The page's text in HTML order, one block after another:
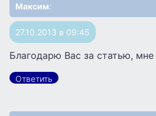
Максим:
27.10.2013 в 09:45
Благодарю Вас за статью, мне
Ответить